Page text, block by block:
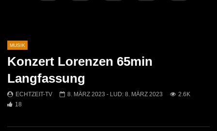
irgendwann (Nena Cover)
ECHTZEIT-TV
Rose
MUSIK
Konzert Lorenzen 65min
Langfassung
ECHTZEIT-TV 8. MÄRZ 2023 - LUD: 8. MÄRZ 2023
2.6K
18